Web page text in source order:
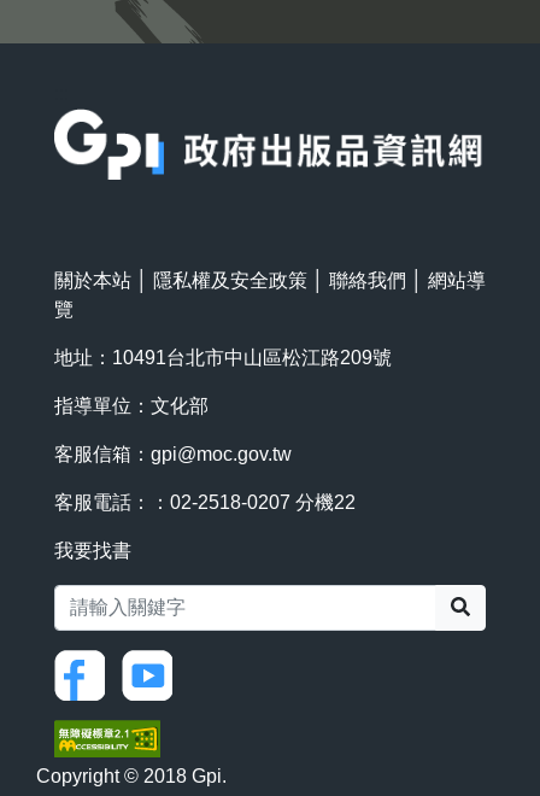
關於本站 隱私權及安全政策 聯絡我們
網站導
覽
地址：10491台北市中山區松江路209號
指導單位：文化部
客服信箱： gpi@moc.gov.tw
客服電話：：02-2518-0207 分機22
我要找書
Copyright © 2018 Gpi.